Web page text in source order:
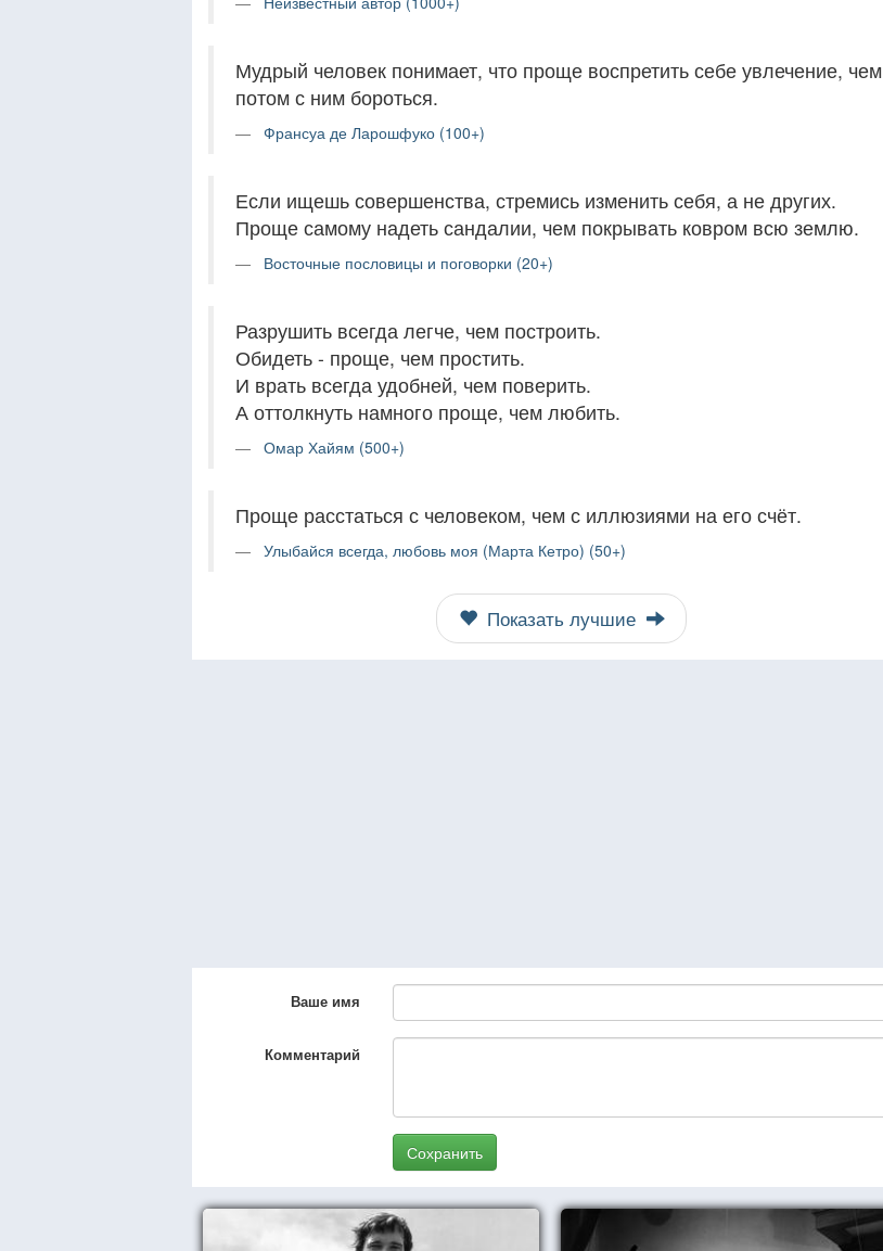
Мудрый человек понимает, что проще воспретить себе увлечение, чем
потом с ним бороться.
Франсуа де Ларошфуко (100+)
Если ищешь совершенства, стремись изменить себя, а не других.
Проще самому надеть сандалии, чем покрывать ковром всю землю.
Восточные пословицы и поговорки (20+)
Разрушить всегда легче, чем построить.
Обидеть - проще, чем простить.
И врать всегда удобней, чем поверить.
А оттолкнуть намного проще, чем любить.
Омар Хайям (500+)
Проще расстаться с человеком, чем с иллюзиями на его счёт.
Улыбайся всегда, любовь моя (Марта Кетро) (50+)
Показать лучшие
Ваше имя
Комментарий
Сохранить